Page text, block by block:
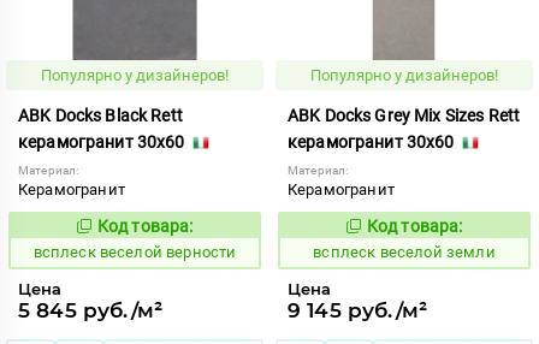
Популярно у дизайнеров!
ABK Docks Black Rett
керамогранит 30x60
Материал:
Керамогранит
235506
Код товара:
всплеск веселой верности
Цена
5 845 руб./м²
Популярно у дизайнеров!
ABK Docks Grey Mix Sizes Rett
керамогранит 30x60
Материал:
Керамогранит
235530
Код товара:
всплеск веселой земли
Цена
9 145 руб./м²